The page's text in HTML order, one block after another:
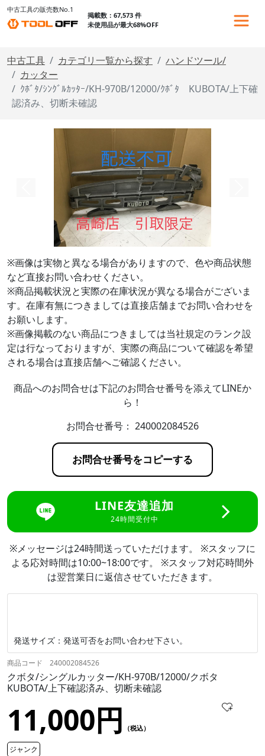
中古工具の販売数No.1
掲載数：67,573 件
未使用品が最大68%OFF
中古工具 カテゴリ一覧から探す
ハンドツール/
カッター
ｸﾎﾞﾀ/ｼﾝｸﾞﾙｶｯﾀｰ/KH-970B/12000/ｸﾎﾞﾀ KUBOTA/上下確
認済み、切断未確認
※画像は実物と異なる場合がありますので、色や商品状態
など直接お問い合わせください。
※商品掲載状況と実際の在庫状況が異なる場合がございま
す。在庫有無につきましては直接店舗までお問い合わせを
お願いします。
※画像掲載のない商品につきましては当社規定のランク設
定は行なっておりますが、実際の商品について確認を希望
される場合は直接店舗へご確認ください。
商品へのお問合せは下記のお問合せ番号を添えてLINEか
ら！
お問合せ番号： 240002084526
お問合せ番号をコピーする
LINE友達追加
24時間受付中
※メッセージは24時間送っていただけます。 ※スタッフに
よる応対時間は10:00~18:00です。 ※スタッフ対応時間外
は翌営業日に返信させていただきます。
発送サイズ：発送可否をお問い合わせ下さい。
商品コード 240002084526
クボタ/シングルカッター/KH-970B/12000/クボタ
KUBOTA/上下確認済み、切断未確認
11,000円 （税込）
ジャンク